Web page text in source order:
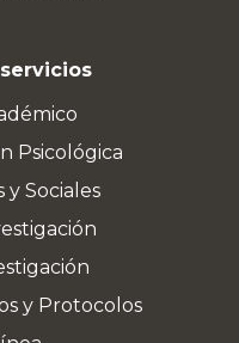
Psicológica
y Sociales
y Protocolos